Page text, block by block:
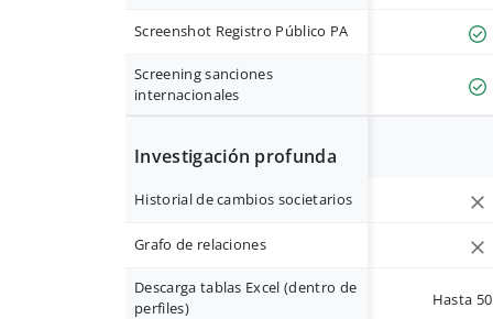
Screenshot Registro Público PA
Screening sanciones
internacionales
Investigación profunda
Historial de cambios societarios
Grafo de relaciones
Descarga tablas Excel (dentro de
perfiles)
Hasta